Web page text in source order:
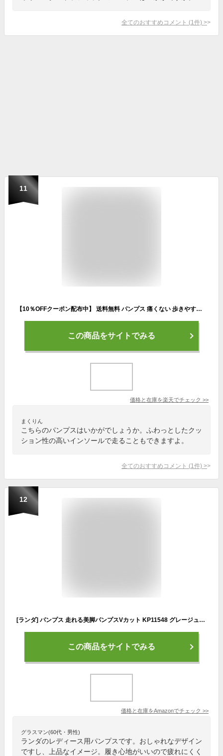
全てのおすすめコメント (1 件) >
11
【10％OFFクーポン配布中】 送料無料 パンプス 痛くない 歩きやすい 走れるパンプス 楽 エアスイート ポインテッドトゥ 5cmヒール パンプス レディース オフィス ミドルヒール 入学式 卒業式 結婚式 黒 ブラック ベージュ 入園式
この商品をサイトでみる
価格と在庫を楽天でチェック >>
まくりん
こちらのパンプスはいかがでしょうか。ふわっとしたクッ
ション性の高いインソールで走ることもできますよ。
全てのおすすめコメント (1 件) >
12
[ランダ] パンプス 走れる美脚パンプスVカット KP11548 グレージュスウェード
この商品をサイトでみる
価格と在庫をAmazonでチェック >>
グラスマン(60代・男性)
ランダのレディース用パンプスです。おしゃれなデザイン
ですし、上品なイメージ。履き心地がいいので疲れにくく